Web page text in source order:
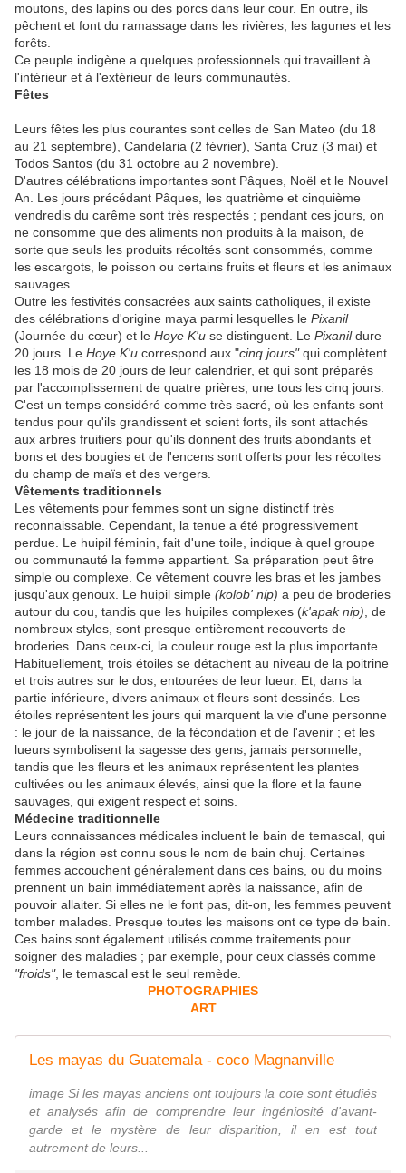
moutons, des lapins ou des porcs dans leur cour. En outre, ils
pêchent et font du ramassage dans les rivières, les lagunes et les
forêts.
Ce peuple indigène a quelques professionnels qui travaillent à
l'intérieur et à l'extérieur de leurs communautés.
Fêtes
Leurs fêtes les plus courantes sont celles de San Mateo (du 18
au 21 septembre), Candelaria (2 février), Santa Cruz (3 mai) et
Todos Santos (du 31 octobre au 2 novembre).
D'autres célébrations importantes sont Pâques, Noël et le Nouvel
An. Les jours précédant Pâques, les quatrième et cinquième
vendredis du carême sont très respectés ; pendant ces jours, on
ne consomme que des aliments non produits à la maison, de
sorte que seuls les produits récoltés sont consommés, comme
les escargots, le poisson ou certains fruits et fleurs et les animaux
sauvages.
Outre les festivités consacrées aux saints catholiques, il existe
des célébrations d'origine maya parmi lesquelles le Pixanil
(Journée du cœur) et le Hoye K'u se distinguent. Le Pixanildure
20 jours. Le Hoye K'u correspond aux "cinq jours"qui complètent
les 18 mois de 20 jours de leur calendrier, et qui sont préparés
par l'accomplissement de quatre prières, une tous les cinq jours.
C'est un temps considéré comme très sacré, où les enfants sont
tendus pour qu'ils grandissent et soient forts, ils sont attachés
aux arbres fruitiers pour qu'ils donnent des fruits abondants et
bons et des bougies et de l'encens sont offerts pour les récoltes
du champ de maïs et des vergers.
Vêtements traditionnels
Les vêtements pour femmes sont un signe distinctif très
reconnaissable. Cependant, la tenue a été progressivement
perdue. Le huipil féminin, fait d'une toile, indique à quel groupe
ou communauté la femme appartient. Sa préparation peut être
simple ou complexe. Ce vêtement couvre les bras et les jambes
jusqu'aux genoux. Le huipil simple (kolob' nip) a peu de broderies
autour du cou, tandis que les huipiles complexes (k'apak nip), de
nombreux styles, sont presque entièrement recouverts de
broderies. Dans ceux-ci, la couleur rouge est la plus importante.
Habituellement, trois étoiles se détachent au niveau de la poitrine
et trois autres sur le dos, entourées de leur lueur. Et, dans la
partie inférieure, divers animaux et fleurs sont dessinés. Les
étoiles représentent les jours qui marquent la vie d'une personne
: le jour de la naissance, de la fécondation et de l'avenir ; et les
lueurs symbolisent la sagesse des gens, jamais personnelle,
tandis que les fleurs et les animaux représentent les plantes
cultivées ou les animaux élevés, ainsi que la flore et la faune
sauvages, qui exigent respect et soins.
Médecine traditionnelle
Leurs connaissances médicales incluent le bain de temascal, qui
dans la région est connu sous le nom de bain chuj. Certaines
femmes accouchent généralement dans ces bains, ou du moins
prennent un bain immédiatement après la naissance, afin de
pouvoir allaiter. Si elles ne le font pas, dit-on, les femmes peuvent
tomber malades. Presque toutes les maisons ont ce type de bain.
Ces bains sont également utilisés comme traitements pour
soigner des maladies ; par exemple, pour ceux classés comme
"froids", le temascal est le seul remède.
PHOTOGRAPHIES
ART
Les mayas du Guatemala - coco Magnanville
image Si les mayas anciens ont toujours la cote sont étudiés
et analysés afin de comprendre leur ingéniosité d'avant-
garde et le mystère de leur disparition, il en est tout
autrement de leurs...